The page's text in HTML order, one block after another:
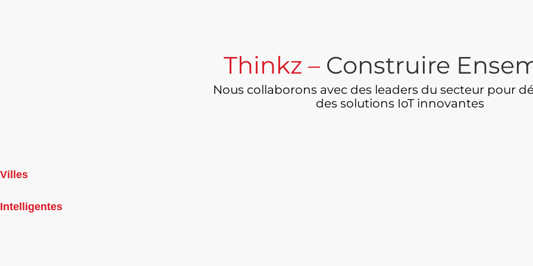
Thinkz – Construire
Nous collaborons avec des leaders du secteur pour
des solutions IoT innovantes
Villes
Intelligentes